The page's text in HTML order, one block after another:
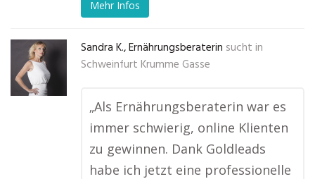
Mehr Infos
Sandra K., Ernährungsberaterin sucht in
Schweinfurt Krumme Gasse
„Als Ernährungsberaterin war es
immer schwierig, online Klienten
zu gewinnen. Dank Goldleads
habe ich jetzt eine professionelle